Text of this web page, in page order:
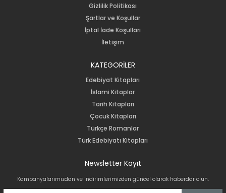
Gizlilik Politikası
Şartlar ve Koşullar
İptal İade Koşulları
İletişim
KATEGORİLER
Edebiyat Kitapları
İslami Kitaplar
Tarih Kitapları
Çocuk Kitapları
Türkçe Romanlar
Türk Edebiyatı Kitapları
Newsletter Kayıt
Kampanyalarımızdan ve indirimlerimizden güncel olarak haberdar olun.